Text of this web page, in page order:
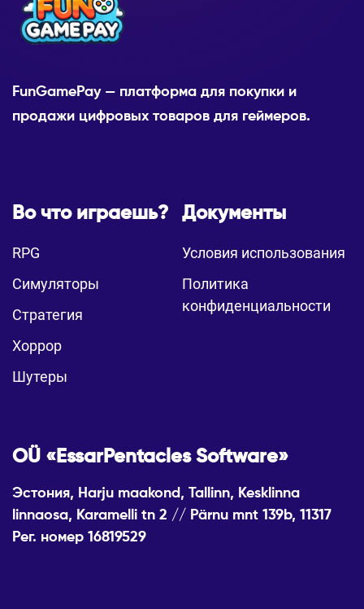
FunGamePay — платформа для покупки и
продажи цифровых товаров для геймеров.
Во что играешь?
RPG
Симуляторы
Стратегия
Хоррор
Шутеры
Документы
Условия использования
Политика
конфиденциальности
OÜ «EssarPentacles Software»
Эстония, Harju maakond, Tallinn, Kesklinna
linnaosa, Karamelli tn 2 // Pärnu mnt 139b, 11317
Рег. номер 16819529